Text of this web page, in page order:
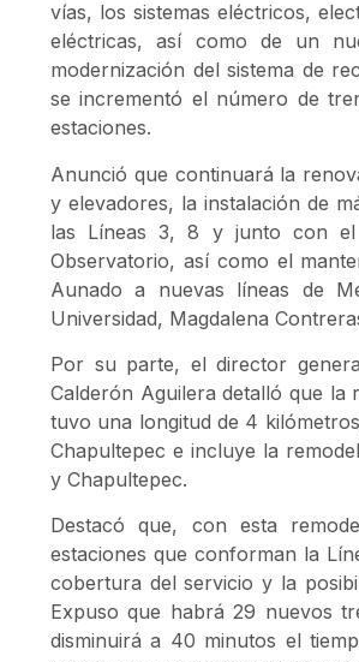
vías, los sistemas eléctricos,
eléctricas, así como de un
modernización del sistema de
se incrementó el número de
estaciones.
Anunció que continuará la
y elevadores, la instalación de
las Líneas 3, 8 y junto con el
Observatorio, así como el
Aunado a nuevas líneas de
Universidad, Magdalena
Por su parte, el director
Calderón Aguilera detalló que la
tuvo una longitud de 4
Chapultepec e incluye la
y Chapultepec.
Destacó que, con esta
estaciones que conforman la
cobertura del servicio y la
Expuso que habrá 29 nuevos
disminuirá a 40 minutos el